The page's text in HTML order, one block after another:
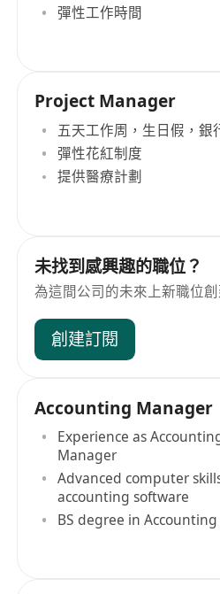
彈性工作時間
Project Manager
五天工作周，生日假，銀
彈性花紅制度
提供醫療計劃
未找到感興趣的職位？
為這間公司的未來上新職位
創建訂閱
Accounting Manager
Experience as
Manager
Advanced computer
accounting software
BS degree in